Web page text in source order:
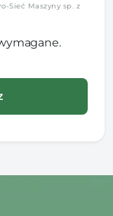
Sieć Maszyny sp. z